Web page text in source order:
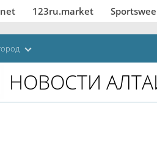
123ru.market
НОВОСТИ